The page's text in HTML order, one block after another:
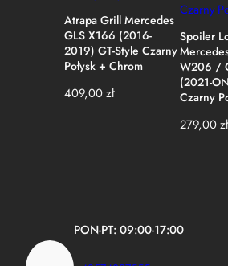
Atrapa Grill Mercedes
GLS X166 (2016-
2019) GT-Style Czarny
Połysk + Chrom
409,00zł
Spoiler
W206 /
(2021-
Czarny
279,00zł
PON-PT: 09:00-17:00